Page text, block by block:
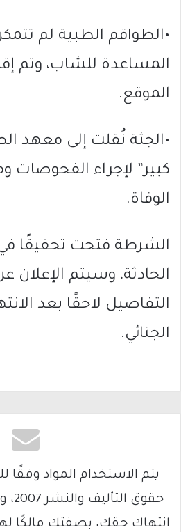
•الطواقم الطبية لم
المساعدة للشاب، وتم
الموقع.
•الجثة نُقلت إلى معهد
كبير” لإجراء
الوفاة.
الشرطة فتحت تحقيقًا
الحادثة، وسيتم الإعلان
التفاصيل لاحقًا بعد
الجنائي.
انتهاك حقك، بصفتك مالكًا